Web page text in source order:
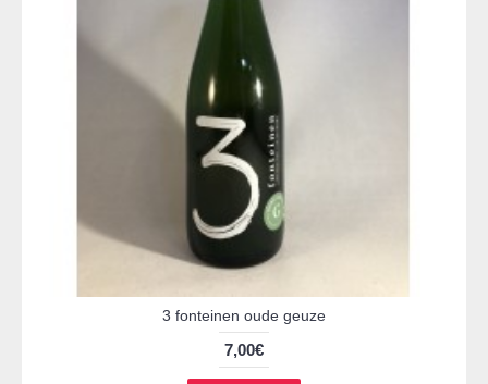
3 fonteinen oude geuze
7,00€